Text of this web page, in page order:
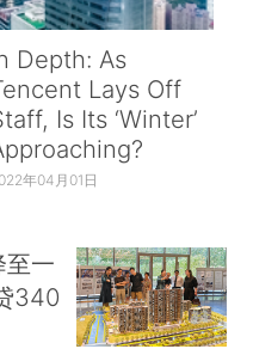
Depth: As
Lays Off
Is Its ‘Winter’
年04月01日
至一
340